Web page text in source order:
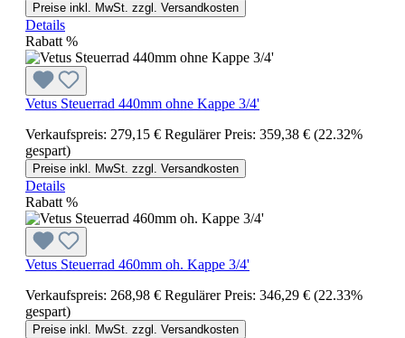
Preise inkl. MwSt. zzgl. Versandkosten
Details
Rabatt %
Vetus Steuerrad 440mm ohne Kappe 3/4'
Verkaufspreis: 279,15 € Regulärer Preis: 359,38 € (22.32%
gespart)
Preise inkl. MwSt. zzgl. Versandkosten
Details
Rabatt %
Vetus Steuerrad 460mm oh. Kappe 3/4'
Verkaufspreis: 268,98 € Regulärer Preis: 346,29 € (22.33%
gespart)
Preise inkl. MwSt. zzgl. Versandkosten